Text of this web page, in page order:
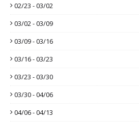
02/23 - 03/02
03/02 - 03/09
03/09 - 03/16
03/16 - 03/23
03/23 - 03/30
03/30 - 04/06
04/06 - 04/13